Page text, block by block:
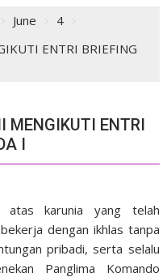
June
4
ENTRI BRIEFING
MENGIKUTI ENTRI
I
atas karunia yang telah
dengan ikhlas tanpa
pribadi, serta selalu
Panglima Komando